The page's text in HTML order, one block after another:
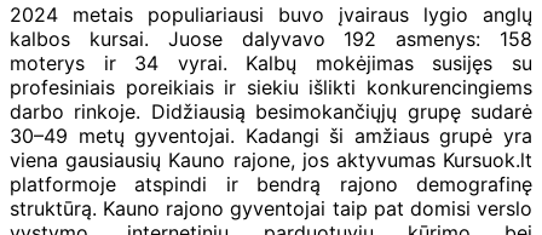
2024 metais populiariausi buvo įvairaus lygio anglų
kalbos kursai. Juose dalyvavo 192 asmenys: 158
moterys ir 34 vyrai. Kalbų mokėjimas susijęs su
profesiniais poreikiais ir siekiu išlikti konkurencingiems
darbo rinkoje. Didžiausią besimokančiųjų grupę sudarė
30–49 metų gyventojai. Kadangi ši amžiaus grupė yra
viena gausiausių Kauno rajone, jos aktyvumas Kursuok.lt
platformoje atspindi ir bendrą rajono demografinę
struktūrą. Kauno rajono gyventojai taip pat domisi verslo